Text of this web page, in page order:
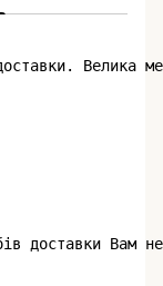
Велика
доставки Вам